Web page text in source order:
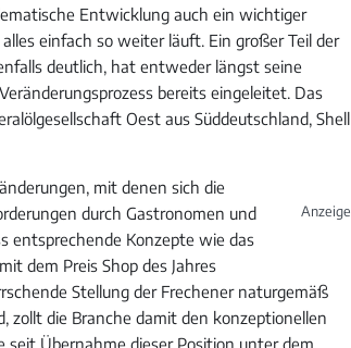
Entwicklung auch ein wichtiger
einfach so weiter läuft. Ein großer Teil der
deutlich, hat entweder längst seine
bereits eingeleitet. Das
Oest aus Süddeutschland, Shell
mit denen sich die
durch Gastronomen und
entsprechende Konzepte wie das
dem Preis Shop des Jahres
Stellung der Frechener naturgemäß
zollt die Branche damit den konzeptionellen
seit Übernahme dieser Position unter dem